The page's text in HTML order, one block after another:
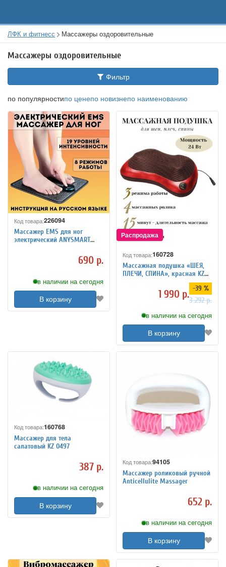
ЛФК и фитнесс Массажеры оздоровительные
Массажеры оздоровительные
Фильтр
по популярностипо ценепо новизнепо наименованию
Код товара:226094
Массажер EMS для ног
электрический ANYSMART
690 р.
в наличии на сегодня
В корзину
Код товара:160728
Массажная подушка «ШЕЯ,
ПЛЕЧИ, СПИНА», красная KZ
1 990 р. -39 %
3 292 р.
в наличии на сегодня
В корзину
Код товара:160768
Массажер для тела
салатовый KZ 0497
387 р.
в наличии на сегодня
В корзину
Код товара:94105
Массажер роликовый ручной
Anticellulite Massager
652 р.
в наличии на сегодня
В корзину